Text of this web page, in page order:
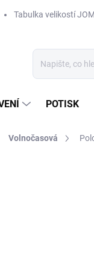
Tabulka velikostí
POTISK
Volnočasová